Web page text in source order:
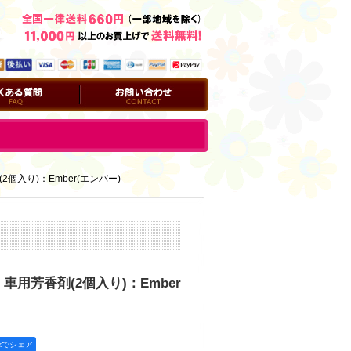
お問い合わせ
個入り)：Ember(エンバー)
用芳香剤(2個入り)：Ember
シェア